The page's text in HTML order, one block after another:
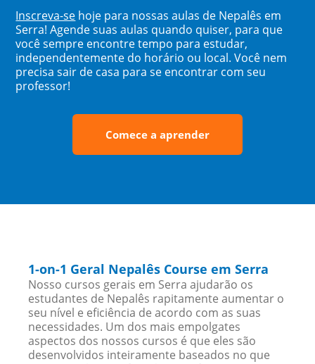
Inscreva-se hoje para nossas aulas de Nepalês em
Serra! Agende suas aulas quando quiser, para que
você sempre encontre tempo para estudar,
independentemente do horário ou local. Você nem
precisa sair de casa para se encontrar com seu
professor!
Comece a aprender
1-on-1 Geral Nepalês Course em Serra
Nosso cursos gerais em Serra ajudarão os
estudantes de Nepalês rapitamente aumentar o
seu nível e eficiência de acordo com as suas
necessidades. Um dos mais empolgates
aspectos dos nossos cursos é que eles são
desenvolvidos inteiramente baseados no que